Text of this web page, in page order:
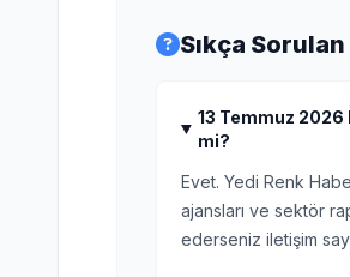
Sıkça
13 Temmuz
mi?
Evet. Yedi Renk
ajansları ve sektör
ederseniz iletişim